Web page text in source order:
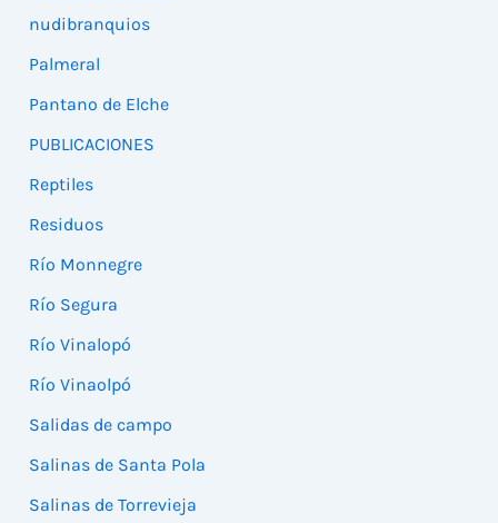
nudibranquios
Palmeral
Pantano de Elche
PUBLICACIONES
Reptiles
Residuos
Río Monnegre
Río Segura
Río Vinalopó
Río Vinaolpó
Salidas de campo
Salinas de Santa Pola
Salinas de Torrevieja